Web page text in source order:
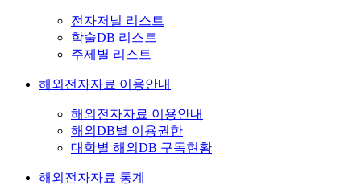
전자저널 리스트
학술DB 리스트
주제별 리스트
해외전자자료 이용안내
해외전자자료 이용안내
해외DB별 이용권한
대학별 해외DB 구독현황
해외전자자료 통계